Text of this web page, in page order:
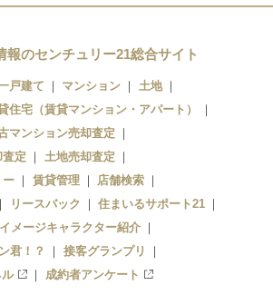
報のセンチュリー21総合サイト
戸建て マンション
土地
住宅（賃貸マンション・アパート）
マンション売却査定
定
土地売却査定
ー
賃貸管理
店舗検索
リースバック
住まいるサポート21
イメージキャラクター紹介
君！？
接客グランプリ
成約者アンケート